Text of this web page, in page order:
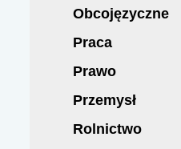
Obcojęzyczne
Praca
Prawo
Przemysł
Rolnictwo